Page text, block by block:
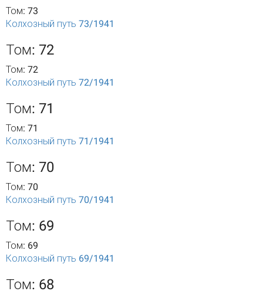
Том: 73
Колхозный путь 73/1941
Том: 72
Том: 72
Колхозный путь 72/1941
Том: 71
Том: 71
Колхозный путь 71/1941
Том: 70
Том: 70
Колхозный путь 70/1941
Том: 69
Том: 69
Колхозный путь 69/1941
Том: 68